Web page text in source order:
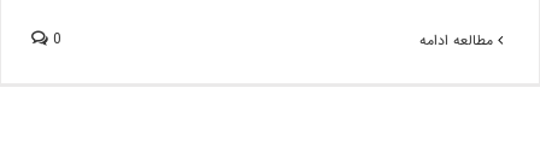
مطالعه ادامه